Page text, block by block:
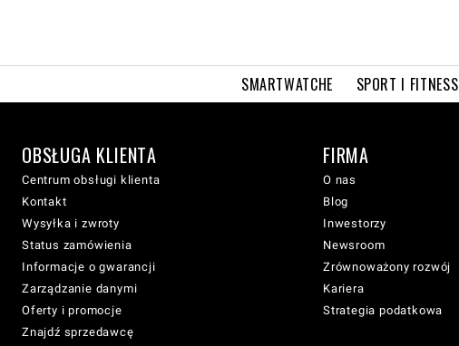
SMARTWATCHE SPORT I FITNESS
OBSŁUGA KLIENTA
Centrum obsługi klienta
Kontakt
Wysyłka i zwroty
Status zamówienia
Informacje o gwarancji
Zarządzanie danymi
Oferty i promocje
Znajdź sprzedawcę
FIRMA
O nas
Blog
Inwestorzy
Newsroom
Zrównoważony rozwój
Kariera
Strategia podatkowa